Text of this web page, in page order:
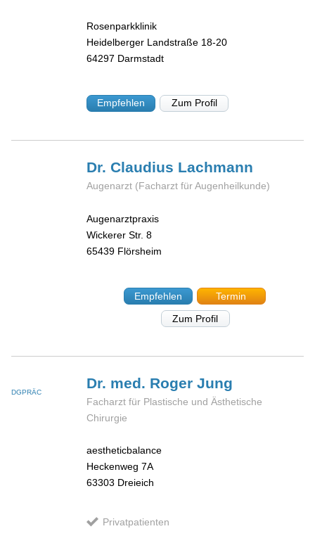
Rosenparkklinik
Heidelberger Landstraße 18-20
64297 Darmstadt
Empfehlen Zum Profil
Dr. Claudius Lachmann
Augenarzt (Facharzt für Augenheilkunde)
Augenarztpraxis
Wickerer Str. 8
65439 Flörsheim
Empfehlen
Termin
Zum Profil
DGPRÄC
Dr. med. RogerJung
Facharzt für Plastische und Ästhetische
Chirurgie
aestheticbalance
Heckenweg 7A
63303 Dreieich
Privatpatienten